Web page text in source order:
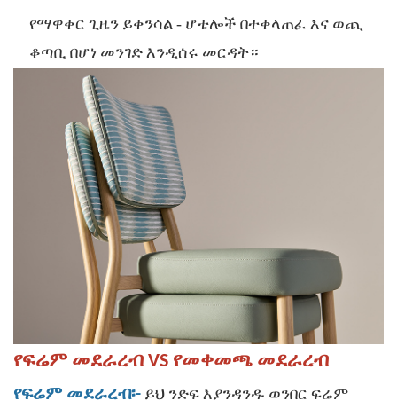
የማዋቀር ጊዜን ይቀንሳል - ሆቴሎች በተቀላጠፈ እና ወጪ
ቆጣቢ በሆነ መንገድ እንዲሰሩ መርዳት።
የፍሬም መደራረብ VS የመቀመጫ መደራረብ
የፍሬም መደራረብ፡- ይህ ንድፍ እያንዳንዱ ወንበር ፍሬም